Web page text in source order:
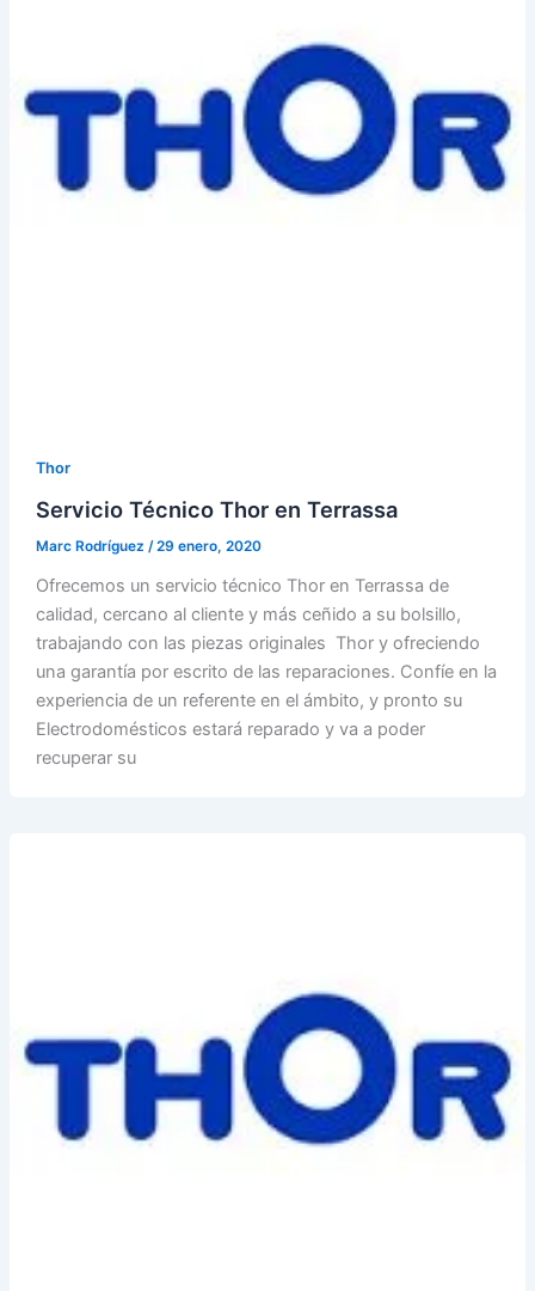
Thor
Servicio Técnico Thor en Terrassa
Marc Rodríguez /29 enero, 2020
Ofrecemos un servicio técnico Thor en Terrassa de
calidad, cercano al cliente y más ceñido a su bolsillo,
trabajando con las piezas originales Thor y ofreciendo
una garantía por escrito de las reparaciones. Confíe en la
experiencia de un referente en el ámbito, y pronto su
Electrodomésticos estará reparado y va a poder
recuperar su